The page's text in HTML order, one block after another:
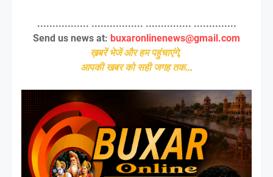
................. ................. ............... ..............
Send us news at: buxaronlinenews@gmail.com
ख़बरें भेजें और हम पहुंचाएंगे,
आपकी खबर को सही जगह तक...